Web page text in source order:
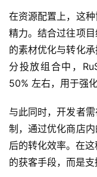
戏
休
闲
游
2
0
2
在资源配置上，这
精力。结合过往项
的素材优化与转化
分投放组合中，
50% 左右，用于强
与此同时，开发者
制，通过优化商店
后的转化效率。在
的获客手段，而是支